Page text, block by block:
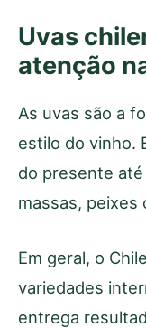
Uvas
atenção
As uvas são a
estilo do vinho.
do presente
massas, peixes
Em geral, o
variedades
entrega